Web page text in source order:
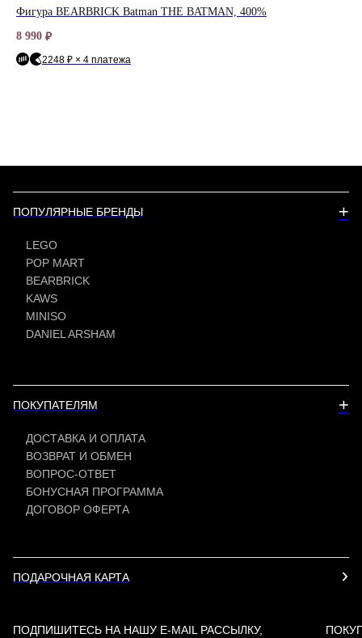
Фигура BEARBRICK Batman THE BATMAN, 400%
8 990 ₽
2248 ₽ × 4 платежа
ПОПУЛЯРНЫЕ БРЕНДЫ +
LEGO
POP MART
BEARBRICK
KAWS
MINISO
DANIEL ARSHAM
ПОКУПАТЕЛЯМ +
ДОСТАВКА И ОПЛАТА
ВОЗВРАТ И ОБМЕН
ВОПРОС-ОТВЕТ
БОНУСНАЯ ПРОГРАММА
ДОГОВОР ОФЕРТА
ПОДАРОЧНАЯ КАРТА
ПОДПИШИТЕСЬ НА НАШУ E-MAIL РАССЫЛКУ,